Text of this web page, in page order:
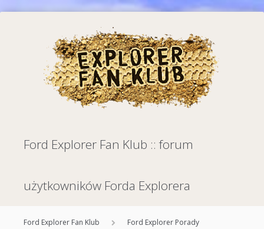
Ford Explorer Fan Klub :: forum
użytkowników Forda Explorera
Ford Explorer Fan Klub Ford Explorer Porady